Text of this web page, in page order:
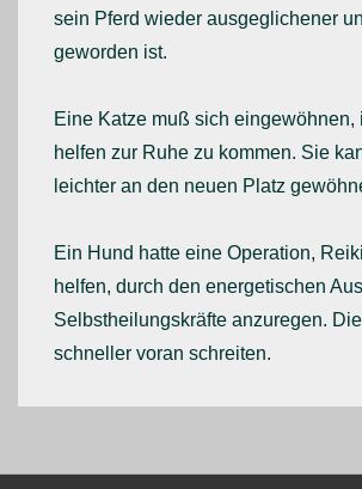
sein Pferd wieder ausgeglichener
geworden ist.
Eine Katze muß sich eingewöhnen,
helfen zur Ruhe zu kommen. Sie
leichter an den neuen Platz
Ein Hund hatte eine Operation,
helfen, durch den energetischen
Selbstheilungskräfte anzuregen.
schneller voran schreiten.